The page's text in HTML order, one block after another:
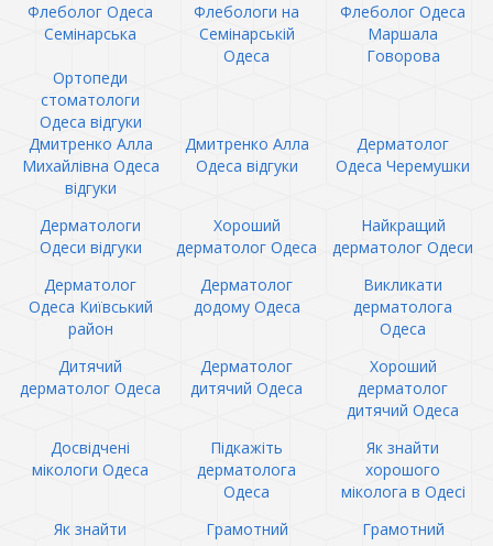
Флеболог Одеса
Семінарська
Флебологи на
Семінарській
Одеса
Флеболог Одеса
Маршала
Говорова
Ортопеди
стоматологи
Одеса відгуки
Дмитренко Алла
Михайлівна Одеса
відгуки
Дмитренко Алла
Одеса відгуки
Дерматолог
Одеса Черемушки
Дерматологи
Одеси відгуки
Хороший
дерматолог Одеса
Найкращий
дерматолог Одеси
Дерматолог
Одеса Київський
район
Дерматолог
додому Одеса
Викликати
дерматолога
Одеса
Дитячий
дерматолог Одеса
Дерматолог
дитячий Одеса
Хороший
дерматолог
дитячий Одеса
Досвідчені
мікологи Одеса
Підкажіть
дерматолога
Одеса
Як знайти
хорошого
міколога в Одесі
Як знайти
Грамотний
Грамотний